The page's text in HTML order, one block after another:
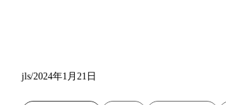
jls/2024年1月21日